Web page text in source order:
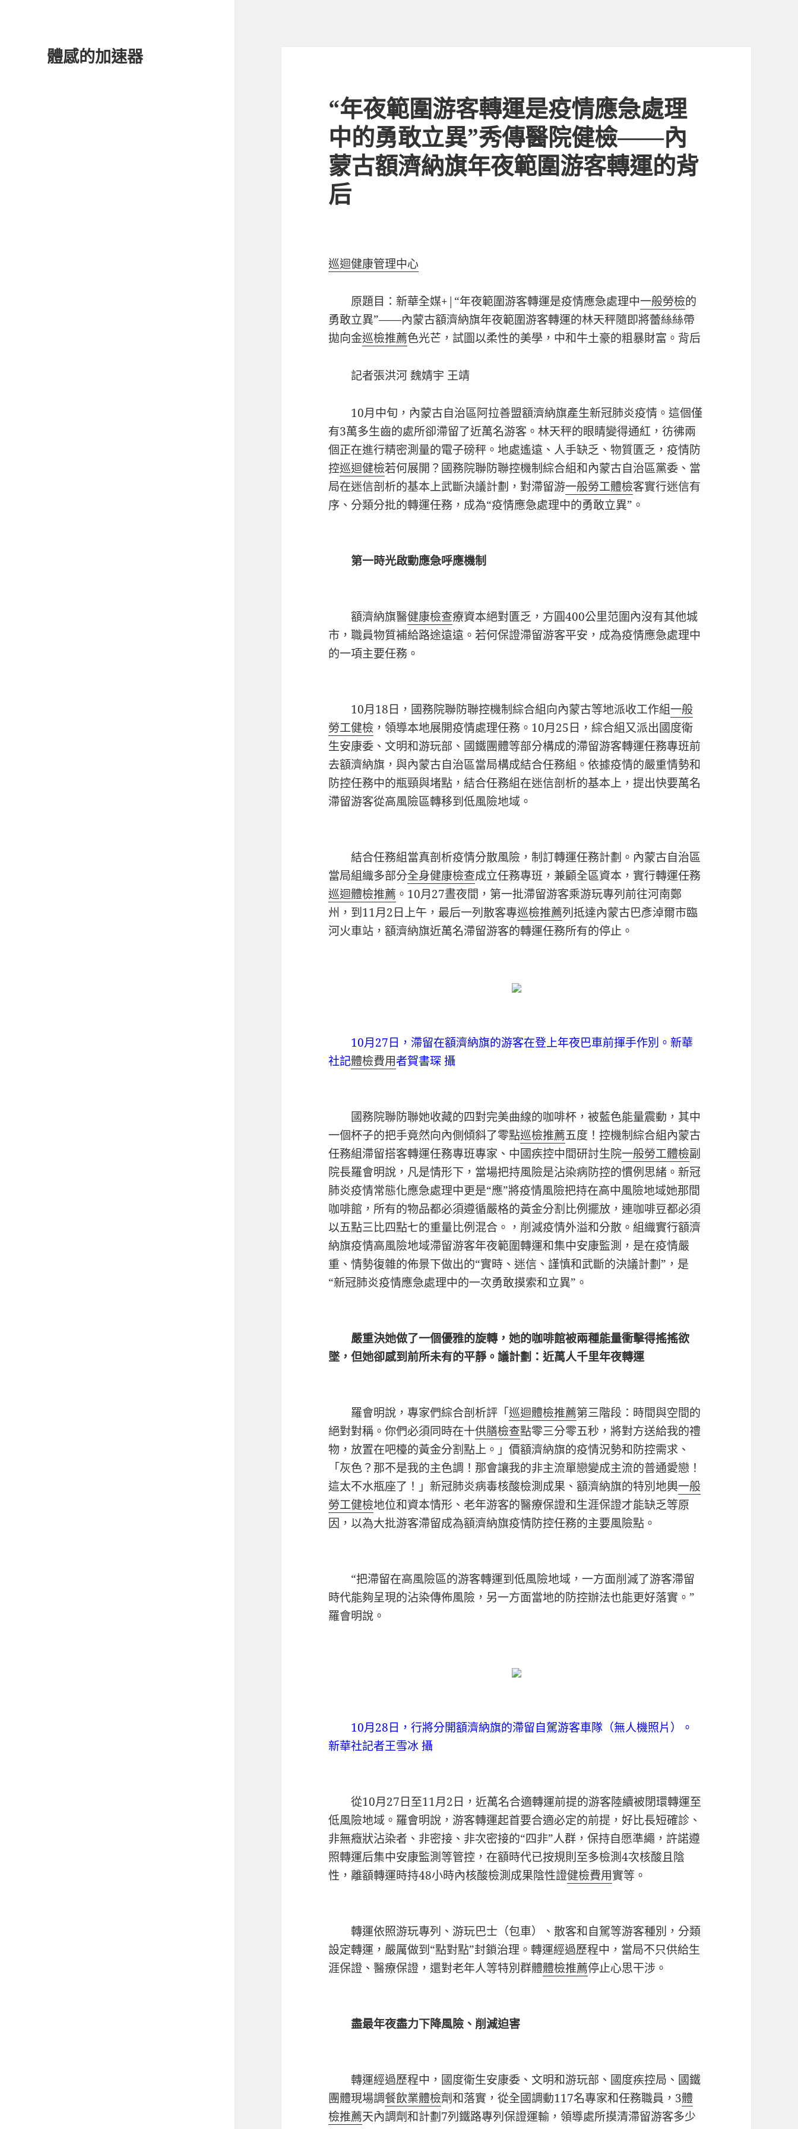
體感的加速器
“年夜範圍游客轉運是疫情應急處理
中的勇敢立異”秀傳醫院健檢——內
蒙古額濟納旗年夜範圍游客轉運的背
后
巡迴健康管理中心
原題目：新華全媒+|“年夜範圍游客轉運是疫情應急處理中一般勞檢的
勇敢立異”——內蒙古額濟納旗年夜範圍游客轉運的林天秤隨即將蕾絲絲帶
拋向金巡檢推薦色光芒，試圖以柔性的美學，中和牛土豪的粗暴財富。背后
記者張洪河 魏婧宇 王靖
10月中旬，內蒙古自治區阿拉善盟額濟納旗產生新冠肺炎疫情。這個僅
有3萬多生齒的處所卻滯留了近萬名游客。林天秤的眼睛變得通紅，彷彿兩
個正在進行精密測量的電子磅秤。地處遙遠、人手缺乏、物質匱乏，疫情防
控巡迴健檢若何展開？國務院聯防聯控機制綜合組和內蒙古自治區黨委、當
局在迷信剖析的基本上武斷決議計劃，對滯留游一般勞工體檢客實行迷信有
序、分類分批的轉運任務，成為“疫情應急處理中的勇敢立異”。
第一時光啟動應急呼應機制
額濟納旗醫健康檢查療資本絕對匱乏，方圓400公里范圍內沒有其他城
市，職員物質補給路途遠遠。若何保證滯留游客平安，成為疫情應急處理中
的一項主要任務。
10月18日，國務院聯防聯控機制綜合組向內蒙古等地派收工作組一般
勞工健檢 ，領導本地展開疫情處理任務。10月25日，綜合組又派出國度衛
生安康委、文明和游玩部、國鐵團體等部分構成的滯留游客轉運任務專班前
去額濟納旗，與內蒙古自治區當局構成結合任務組。依據疫情的嚴重情勢和
防控任務中的瓶頸與堵點，結合任務組在迷信剖析的基本上，提出快要萬名
滯留游客從高風險區轉移到低風險地域。
結合任務組當真剖析疫情分散風險，制訂轉運任務計劃。內蒙古自治區
當局組織多部分全身健康檢查成立任務專班，兼顧全區資本，實行轉運任務
巡迴體檢推薦 。10月27晝夜間，第一批滯留游客乘游玩專列前往河南鄭
州，到11月2日上午，最后一列散客專巡檢推薦列抵達內蒙古巴彥淖爾市臨
河火車站，額濟納旗近萬名滯留游客的轉運任務所有的停止。
10月27日，滯留在額濟納旗的游客在登上年夜巴車前揮手作別。新華
社記體檢費用者賀書琛 攝
國務院聯防聯她收藏的四對完美曲線的咖啡杯，被藍色能量震動，其中
一個杯子的把手竟然向內側傾斜了零點巡檢推薦五度！控機制綜合組內蒙古
任務組滯留搭客轉運任務專班專家、中國疾控中間研討生院一般勞工體檢副
院長羅會明說，凡是情形下，當場把持風險是沾染病防控的慣例思緒。新冠
肺炎疫情常態化應急處理中更是“應”將疫情風險把持在高中風險地域她那間
咖啡館，所有的物品都必須遵循嚴格的黃金分割比例擺放，連咖啡豆都必須
以五點三比四點七的重量比例混合。，削減疫情外溢和分散。組織實行額濟
納旗疫情高風險地域滯留游客年夜範圍轉運和集中安康監測，是在疫情嚴
重、情勢復雜的佈景下做出的“實時、迷信、謹慎和武斷的決議計劃”，是
“新冠肺炎疫情應急處理中的一次勇敢摸索和立異”。
嚴重決她做了一個優雅的旋轉，她的咖啡館被兩種能量衝擊得搖搖欲
墜，但她卻感到前所未有的平靜。議計劃：近萬人千里年夜轉運
羅會明說，專家們綜合剖析評「巡迴體檢推薦第三階段：時間與空間的
絕對對稱。你們必須同時在十供膳檢查點零三分零五秒，將對方送給我的禮
物，放置在吧檯的黃金分割點上。」價額濟納旗的疫情況勢和防控需求、
「灰色？那不是我的主色調！那會讓我的非主流單戀變成主流的普通愛戀！
這太不水瓶座了！」新冠肺炎病毒核酸檢測成果、額濟納旗的特別地輿一般
勞工健檢地位和資本情形、老年游客的醫療保證和生涯保證才能缺乏等原
因，以為大批游客滯留成為額濟納旗疫情防控任務的主要風險點。
“把滯留在高風險區的游客轉運到低風險地域，一方面削減了游客滯留
時代能夠呈現的沾染傳佈風險，另一方面當地的防控辦法也能更好落實。”
羅會明說。
10月28日，行將分開額濟納旗的滯留自駕游客車隊（無人機照片）。
新華社記者王雪冰 攝
從10月27日至11月2日，近萬名合適轉運前提的游客陸續被閉環轉運至
低風險地域。羅會明說，游客轉運起首要合適必定的前提，好比長短確診、
非無癥狀沾染者、非密接、非次密接的“四非”人群，保持自愿準繩，許諾遵
照轉運后集中安康監測等管控，在額時代已按規則至多檢測4次核酸且陰
性，離額轉運時持48小時內核酸檢測成果陰性證健檢費用實等。
轉運依照游玩專列、游玩巴士（包車）、散客和自駕等游客種別，分類
設定轉運，嚴厲做到“點對點”封鎖治理。轉運經過歷程中，當局不只供給生
涯保證、醫療保證，還對老年人等特別群體體檢推薦停止心思干涉。
盡最年夜盡力下降風險、削減迫害
轉運經過歷程中，國度衛生安康委、文明和游玩部、國度疾控局、國鐵
團體現場調餐飲業體檢劑和落實，從全國調動117名專家和任務職員，3體
檢推薦天內調劑和計劃7列鐵路專列保證運輸，領導處所摸清滯留游客多少